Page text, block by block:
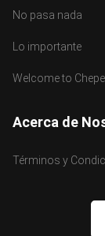
No pasa nada
Lo importante
Welcome to Chepe
Acerca de
Términos y